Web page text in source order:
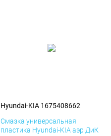
Hyundai-KIA 1675408662
Смазка универсальная
пластика Hyundai-KIA аэр ДиК